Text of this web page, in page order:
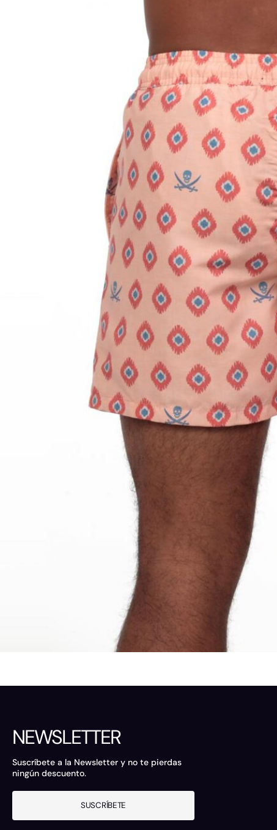
NEWSLETTER
Suscríbete a la Newsletter y no te pierdas
ningún descuento.
SUSCRÍBETE